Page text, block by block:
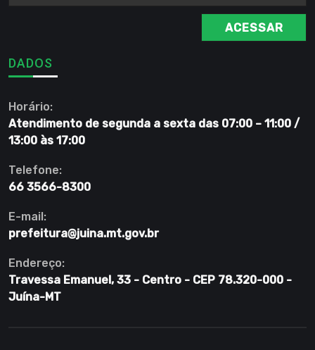
ACESSAR
DADOS
Horário:
Atendimento de segunda a sexta das 07:00 – 11:00 /
13:00 às 17:00
Telefone:
66 3566-8300
E-mail:
prefeitura@juina.mt.gov.br
Endereço:
Travessa Emanuel, 33 - Centro - CEP 78.320-000 -
Juína-MT